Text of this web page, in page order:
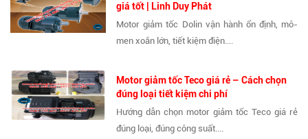
giá tốt | Linh Duy Phát
Motor giảm tốc Dolin vận hành ổn định, mô-
men xoắn lớn, tiết kiệm điện....
Motor giảm tốc Teco giá rẻ – Cách chọn
đúng loại tiết kiệm chi phí
Hướng dẫn chọn motor giảm tốc Teco giá rẻ
đúng loại, đúng công suất....